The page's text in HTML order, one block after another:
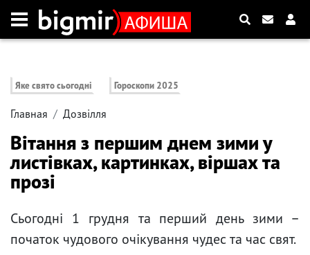
Яке свято сьогодні Гороскопи 2025
Главная Дозвілля
Вітання з першим днем зими у
листівках, картинках, віршах та
прозі
Сьогодні 1 грудня та перший день зими –
початок чудового очікування чудес та час свят.